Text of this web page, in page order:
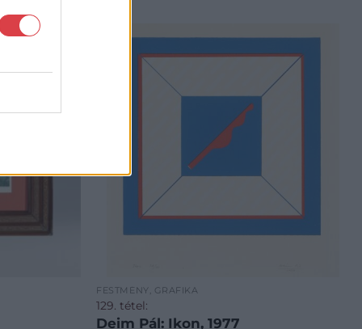
FESTMÉNY, GRAFIKA
129. tétel:
Deim Pál: Ikon, 1977